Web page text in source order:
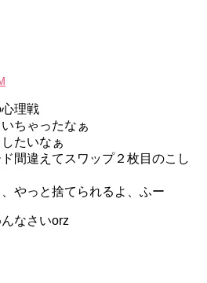
理戦
ちゃったなぁ
たいなぁ
間違えてスワップ２枚目のこし
やっと捨てられるよ、ふー
なさいorz